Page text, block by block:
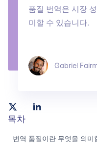
품질 번역은 시장
미할 수 있습니다.
Gabriel
목차
번역 품질이란 무엇을 의미